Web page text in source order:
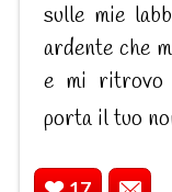
sulle mie
ardente che
e mi ritrovo
porta il tuo